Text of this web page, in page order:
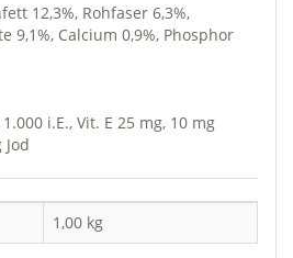
12,3%, Rohfaser 6,3%,
9,1%, Calcium 0,9%, Phosphor
i.E., Vit. E 25 mg, 10 mg
1,00 kg